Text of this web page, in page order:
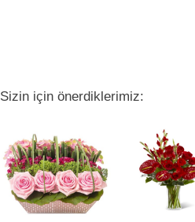
Sizin için önerdiklerimiz: